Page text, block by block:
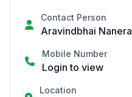
Contact Person
Aravindbhai Nanera
Mobile Number
Login to view
Location